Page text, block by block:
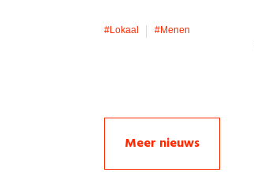
#lokaal
#menen
Meer nieuws